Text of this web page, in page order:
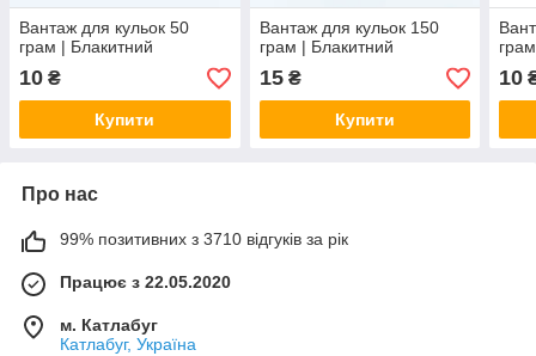
Вантаж для кульок 50
грам | Блакитний
10 ₴
Купити
Вантаж для кульок 150
грам | Блакитний
15₴
Купити
10
Про нас
99% позитивних з 3710 відгуків за рік
Працює з 22.05.2020
м. Катлабуг
Катлабуг, Україна